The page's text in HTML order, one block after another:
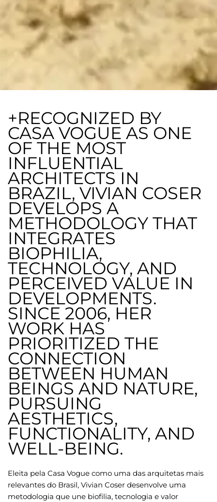
+RECOGNIZED BY
CASA VOGUE AS ONE
OF THE MOST
INFLUENTIAL
ARCHITECTS IN
BRAZIL, VIVIAN COSER
DEVELOPS A
METHODOLOGY THAT
INTEGRATES
BIOPHILIA,
TECHNOLOGY, AND
PERCEIVED VALUE IN
DEVELOPMENTS.
SINCE 2006, HER
WORK HAS
PRIORITIZED THE
CONNECTION
BETWEEN HUMAN
BEINGS AND NATURE,
PURSUING
AESTHETICS,
FUNCTIONALITY, AND
WELL-BEING.
Eleita pela Casa Vogue como uma das arquitetas mais
relevantes do Brasil, Vivian Coser desenvolve uma
metodologia que une biofilia, tecnologia e valor